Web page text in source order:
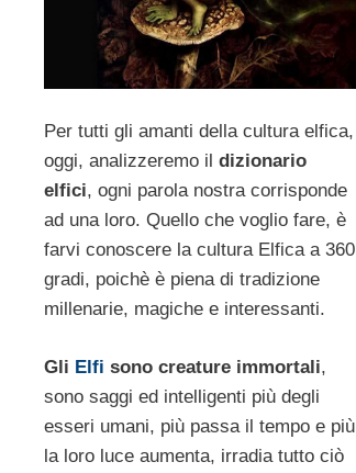
Per tutti gli amanti della cultura elfica,
oggi, analizzeremo il dizionario
elfici, ogni parola nostra corrisponde
ad una loro. Quello che voglio fare, è
farvi conoscere la cultura Elfica a 360
gradi, poichè è piena di tradizione
millenarie, magiche e interessanti.
Gli Elfi sono creature immortali,
sono saggi ed intelligenti più degli
esseri umani, più passa il tempo e più
la loro luce aumenta, irradia tutto ciò